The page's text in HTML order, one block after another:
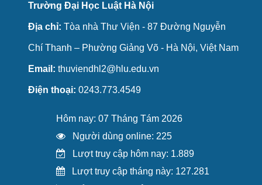
Trường Đại Học Luật Hà Nội
Địa chỉ: Tòa nhà Thư Viện - 87 Đường Nguyễn
Chí Thanh – Phường Giảng Võ - Hà Nội, Việt Nam
Email: thuviendhl2@hlu.edu.vn
Điện thoại: 0243.773.4549
Hôm nay: 07 Tháng Tám 2026
Người dùng online: 225
Lượt truy cập hôm nay: 1.889
Lượt truy cập tháng này: 127.281